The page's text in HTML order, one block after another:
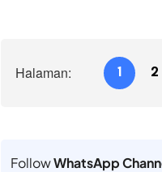
Halaman: 1 2
FollowWhatsApp